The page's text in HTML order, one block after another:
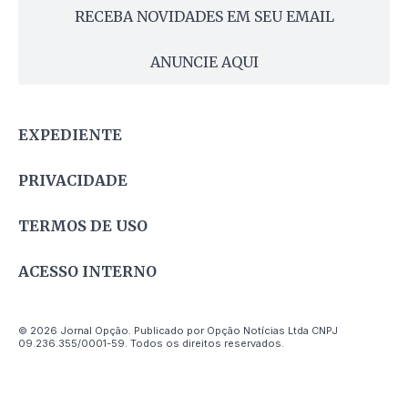
RECEBA NOVIDADES EM SEU EMAIL
ANUNCIE AQUI
EXPEDIENTE
PRIVACIDADE
TERMOS DE USO
ACESSO INTERNO
© 2026 Jornal Opção. Publicado por Opção Notícias Ltda CNPJ
09.236.355/0001-59. Todos os direitos reservados.